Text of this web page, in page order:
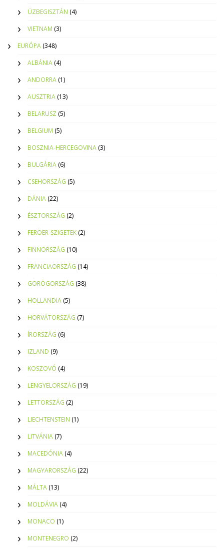
ÜZBEGISZTÁN (4)
VIETNAM (3)
EURÓPA (348)
ALBÁNIA (4)
ANDORRA (1)
AUSZTRIA (13)
BELARUSZ (5)
BELGIUM (5)
BOSZNIA-HERCEGOVINA (3)
BULGÁRIA (6)
CSEHORSZÁG (5)
DÁNIA (22)
ÉSZTORSZÁG (2)
FERÖER-SZIGETEK (2)
FINNORSZÁG (10)
FRANCIAORSZÁG (14)
GÖRÖGORSZÁG (38)
HOLLANDIA (5)
HORVÁTORSZÁG (7)
ÍRORSZÁG (6)
IZLAND (9)
KOSZOVÓ (4)
LENGYELORSZÁG (19)
LETTORSZÁG (2)
LIECHTENSTEIN (1)
LITVÁNIA (7)
MACEDÓNIA (4)
MAGYARORSZÁG (22)
MÁLTA (13)
MOLDÁVIA (4)
MONACO (1)
MONTENEGRO (2)